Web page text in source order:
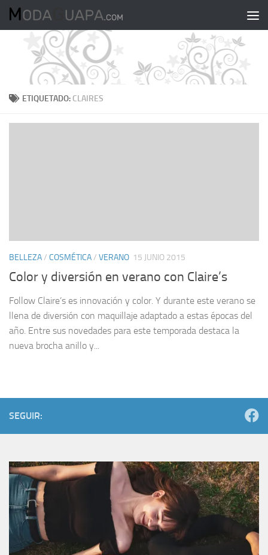
Saltar al contenido
ETIQUETADO: CLAIRES
BELLEZA/ COSMÉTICA/ VERANO 15 JUNIO 2015
Color y diversión en verano con Claire’s
Follow Claire’s es innovación y color. Y durante este verano se
llena de diversión con maquillaje adaptado a estas épocas del
año. Entre sus novedades para este temporada destaca la
nueva brocha anillo y...
SEGUIR: